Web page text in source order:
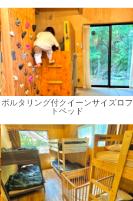
ボルタリング付クイーンサイズロフ
トベッド